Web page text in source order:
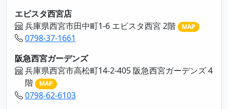
エビスタ西宮店
兵庫県西宮市田中町1-6 エビスタ西宮 2階
MAP
0798-37-1661
阪急西宮ガーデンズ
兵庫県西宮市高松町14-2-405 阪急西宮ガーデンズ 4
階
MAP
0798-62-6103